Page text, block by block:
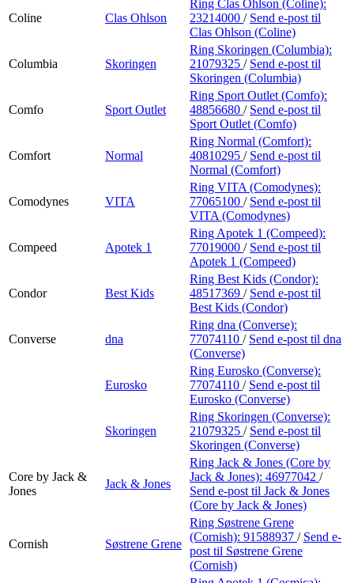
Coline Clas Ohlson
Ring Clas Ohlson (Coline):
23214000 / Send e-post til
Clas Ohlson (Coline)
Columbia Skoringen
Ring Skoringen (Columbia):
21079325 / Send e-post til
Skoringen (Columbia)
Comfo Sport Outlet
Ring Sport Outlet (Comfo):
48856680 / Send e-post til
Sport Outlet (Comfo)
Comfort Normal
Ring Normal (Comfort):
40810295 / Send e-post til
Normal (Comfort)
Comodynes VITA
Ring VITA (Comodynes):
77065100 / Send e-post til
VITA (Comodynes)
Compeed Apotek 1
Ring Apotek 1 (Compeed):
77019000 / Send e-post til
Apotek 1 (Compeed)
Condor Best Kids
Ring Best Kids (Condor):
48517369 / Send e-post til
Best Kids (Condor)
Converse dna
Ring dna (Converse):
77074110 / Send e-post til dna
(Converse)
Eurosko
Ring Eurosko (Converse):
77074110 / Send e-post til
Eurosko (Converse)
Skoringen
Ring Skoringen (Converse):
21079325 / Send e-post til
Skoringen (Converse)
Core by Jack &
Jones
Jack & Jones
Ring Jack & Jones (Core by
Jack & Jones): 46977042 /
Send e-post til Jack & Jones
(Core by Jack & Jones)
Cornish Søstrene Grene
Ring Søstrene Grene
(Cornish): 91588937 / Send e-
post til Søstrene Grene
(Cornish)